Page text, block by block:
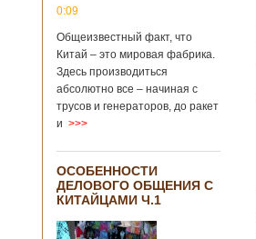
0:09
Общеизвестный факт, что
Китай – это мировая фабрика.
Здесь производиться
абсолютно все – начиная с
трусов и генераторов, до ракет
и >>>
ОСОБЕННОСТИ
ДЕЛОВОГО ОБЩЕНИЯ С
КИТАЙЦАМИ Ч.1